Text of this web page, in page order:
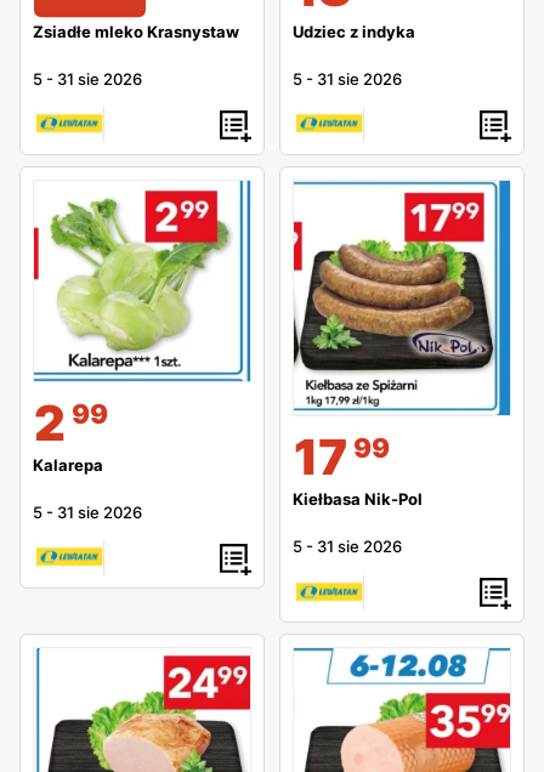
Zsiadłe mleko Krasnystaw
5 - 31 sie 2026
Udziec z indyka
5 - 31 sie 2026
2 99
Kalarepa
5 - 31 sie 2026
17 99
Kiełbasa Nik-Pol
5 - 31 sie 2026